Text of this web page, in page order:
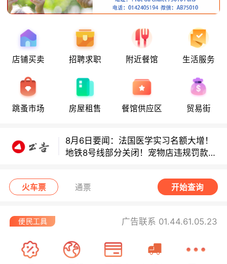
店铺买卖 招聘求职 附近餐馆 生活服务
跳蚤市场 房屋租售 餐馆供应区 贸易街
8月6日要闻：法国医学实习名额大增！
炉！
巴黎地铁音乐家海选启动！
地铁8号线部分关闭！宠物店违规罚款出
炉！
火车票 通票 开始查询
广告联系 01.44.61.05.23